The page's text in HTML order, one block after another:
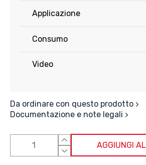
Applicazione
Consumo
Video
Da ordinare con questo prodotto
Documentazione e note legali
AGGIUNGI